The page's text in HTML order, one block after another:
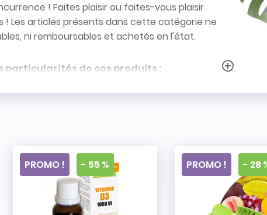
! Faites plaisir ou faites-vous plaisir
! Les articles présents dans cette catégorie ne
ni remboursables et achetés en l'état.
particularités de ces produits :
non renouvelé
add_circle_outline
PROMO ! - 55 % PROMO ! - 28